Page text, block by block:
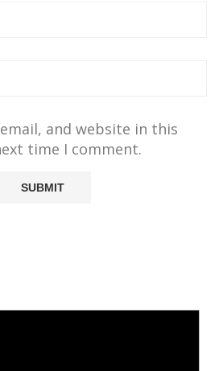
and website in this
time I comment.